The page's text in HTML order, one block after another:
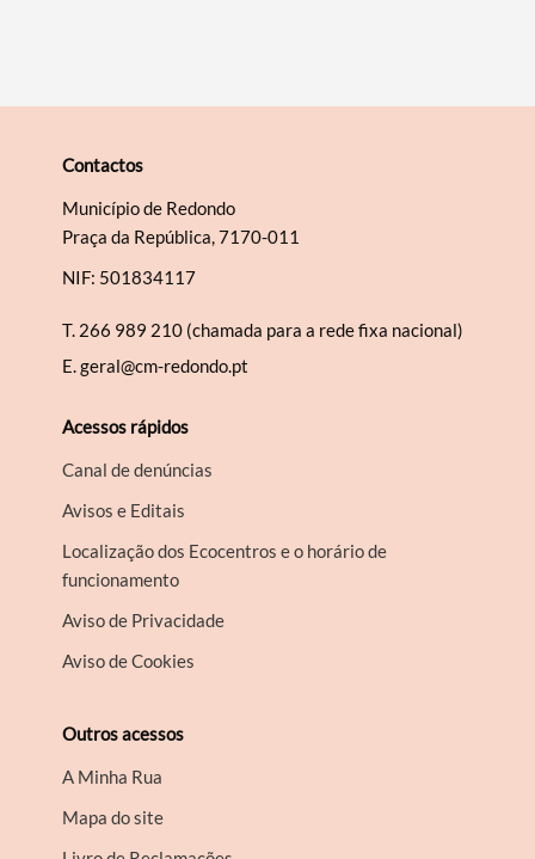
Contactos
Município de Redondo
Praça da República, 7170-011
NIF: 501834117
T. 266 989 210 (chamada para a rede fixa nacional)
E.geral@cm-redondo.pt
Acessos rápidos
Canal de denúncias
Avisos e Editais
Localização dos Ecocentros e o horário de
funcionamento
Aviso de Privacidade
Aviso de Cookies
Outros acessos
A Minha Rua
Mapa do site